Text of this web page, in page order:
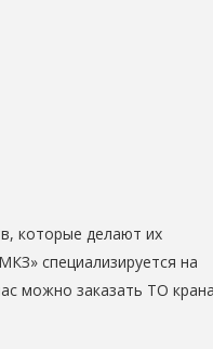
которые делают их
специализируется на
можно заказать ТО